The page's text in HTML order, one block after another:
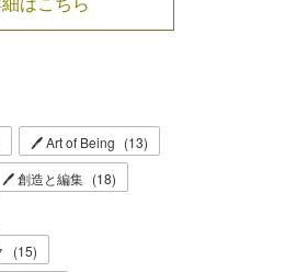
🖊 Art of Being (13)
🖊 創造と編集 (18)
(15)